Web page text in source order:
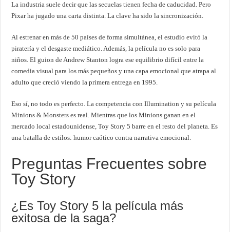
La industria suele decir que las secuelas tienen fecha de caducidad. Pero
Pixar ha jugado una carta distinta. La clave ha sido la sincronización.
Al estrenar en más de 50 países de forma simultánea, el estudio evitó la
piratería y el desgaste mediático. Además, la película no es solo para
niños. El guion de Andrew Stanton logra ese equilibrio difícil entre la
comedia visual para los más pequeños y una capa emocional que atrapa al
adulto que creció viendo la primera entrega en 1995.
Eso sí, no todo es perfecto. La competencia con Illumination y su película
Minions & Monsters es real. Mientras que los Minions ganan en el
mercado local estadounidense, Toy Story 5 barre en el resto del planeta. Es
una batalla de estilos: humor caótico contra narrativa emocional.
Preguntas Frecuentes sobre
Toy Story
¿Es Toy Story 5 la película más
exitosa de la saga?